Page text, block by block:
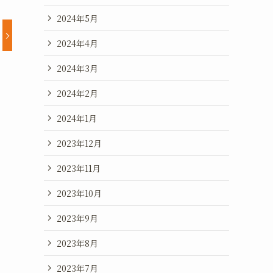
2024年5月
2024年4月
2024年3月
2024年2月
2024年1月
2023年12月
2023年11月
2023年10月
2023年9月
2023年8月
2023年7月